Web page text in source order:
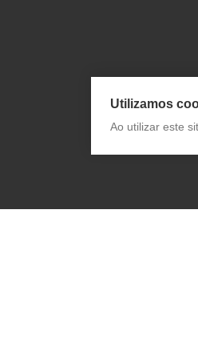
Utilizamos
Ao utilizar este